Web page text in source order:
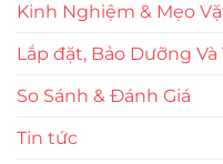
Kinh Nghiệm & Mẹo
Lắp đặt, Bảo Dưỡng
So Sánh & Đánh Giá
Tin tức